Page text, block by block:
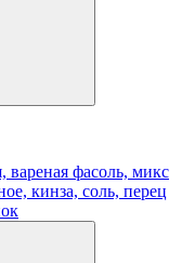
вареная фасоль, микс
кинза, соль, перец